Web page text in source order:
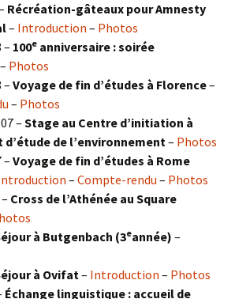
Récréation-gâteaux pour Amnesty
– Introduction – Photos
– 100e anniversaire : soirée
– Photos
– Voyage de fin d’études à Florence–
– Photos
– Stage au Centre d’initiation à
d’étude de l’environnement– Photos
– Voyage de fin d’études à Rome
– Compte-rendu – Photos
Cross de l’Athénée au Square
à Butgenbach (3eannée) –
à Ovifat– Introduction – Photos
Échange linguistique : accueil de